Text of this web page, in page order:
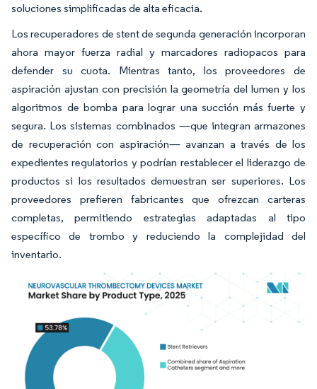
soluciones simplificadas de alta eficacia.
Los recuperadores de stent de segunda generación incorporan
ahora mayor fuerza radial y marcadores radiopacos para
defender su cuota. Mientras tanto, los proveedores de
aspiración ajustan con precisión la geometría del lumen y los
algoritmos de bomba para lograr una succión más fuerte y
segura. Los sistemas combinados —que integran armazones
de recuperación con aspiración— avanzan a través de los
expedientes regulatorios y podrían restablecer el liderazgo de
productos si los resultados demuestran ser superiores. Los
proveedores prefieren fabricantes que ofrezcan carteras
completas, permitiendo estrategias adaptadas al tipo
específico de trombo y reduciendo la complejidad del
inventario.